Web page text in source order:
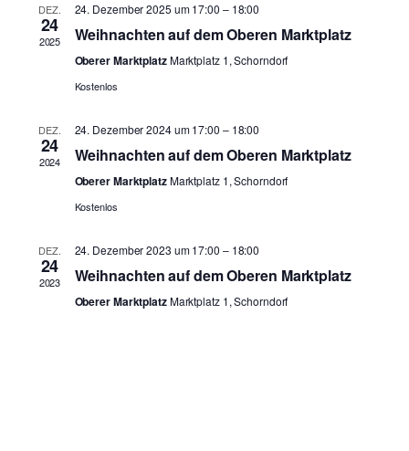
DEZ.
24
2025
24. Dezember 2025 um 17:00 – 18:00
Weihnachten auf dem Oberen Marktplatz
Oberer MarktplatzMarktplatz 1, Schorndorf
Kostenlos
DEZ.
24
2024
24. Dezember 2024 um 17:00 – 18:00
Weihnachten auf dem Oberen Marktplatz
Oberer MarktplatzMarktplatz 1, Schorndorf
Kostenlos
DEZ.
24
2023
24. Dezember 2023 um 17:00 – 18:00
Weihnachten auf dem Oberen Marktplatz
Oberer MarktplatzMarktplatz 1, Schorndorf